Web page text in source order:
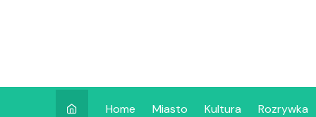
Home Miasto Kultura Rozrywka